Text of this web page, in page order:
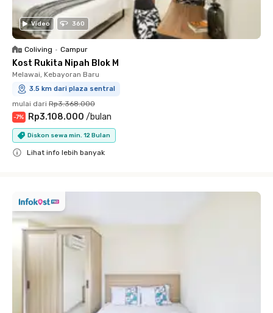
Video 360
Coliving • Campur
Kost Rukita Nipah Blok M
Melawai, Kebayoran Baru
3.5 km dari plaza sentral
mulai dari Rp3.368.000
-7% Rp3.108.000 /bulan
Diskon sewa min. 12 Bulan
Lihat info lebih banyak